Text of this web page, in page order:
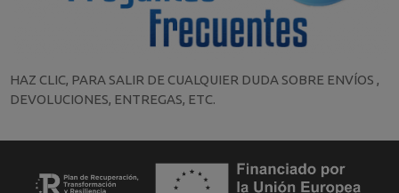
HAZ CLIC, PARA SALIR DE CUALQUIER DUDA SOBRE ENVÍOS ,
DEVOLUCIONES, ENTREGAS, ETC.